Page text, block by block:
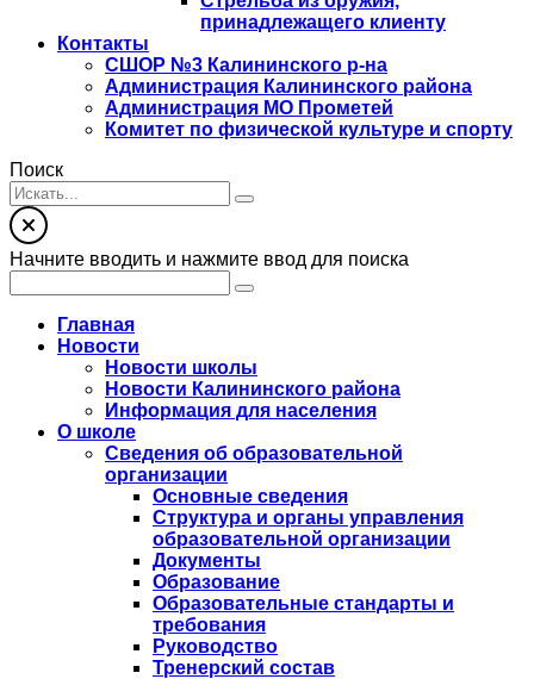
принадлежащего клиенту
Контакты
СШОР №3 Калининского р-на
Администрация Калининского района
Администрация МО Прометей
Комитет по физической культуре и спорту
Поиск
Начните вводить и нажмите ввод для поиска
Главная
Новости
Новости школы
Новости Калининского района
Информация для населения
О школе
Сведения об образовательной
организации
Основные сведения
Структура и органы управления
образовательной организации
Документы
Образование
Образовательные стандарты и
требования
Руководство
Тренерский состав